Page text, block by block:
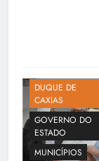
DUQUE DE
CAXIAS
GOVERNO DO
ESTADO
MUNICÍPIOS